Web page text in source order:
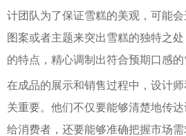
计团队为了保证雪糕的美观，可能会
图案或者主题来突出雪糕的独特之
的特点，精心调制出符合预期口感的
在成品的展示和销售过程中，设计
关重要。他们不仅要能够清楚地传
给消费者，还要能够准确把握市场